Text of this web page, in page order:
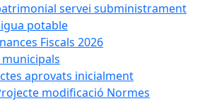
servei subministrament
potable
Fiscals 2026
aprovats inicialment
modificació Normes